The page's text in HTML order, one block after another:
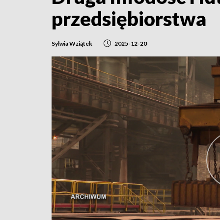
przedsiębiorstwa
Sylwia Wziątek 2025-12-20